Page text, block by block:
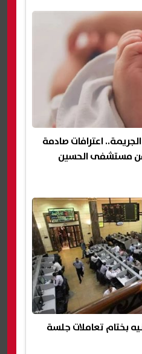
اعترافات صادمة
مستشفى الحسين
23 مليار جنيه بختام تعاملات جلسة